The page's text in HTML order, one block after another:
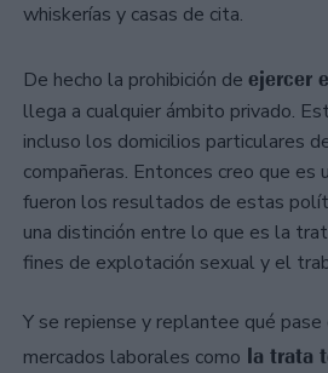
whiskerías y casas de cita.
De hecho la prohibición de ejercer
llega a cualquier ámbito privado.
incluso los domicilios particulares
compañeras. Entonces creo que es
fueron los resultados de estas
una distinción entre lo que es la
fines de explotación sexual y el
Y se repiense y replantee qué
mercados laborales como la trata